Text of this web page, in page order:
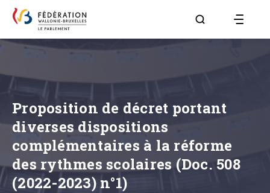
Aller à la page
Proposition de décret portant
diverses dispositions
complémentaires à la réforme
des rythmes scolaires (Doc. 508
(2022-2023) n°1)